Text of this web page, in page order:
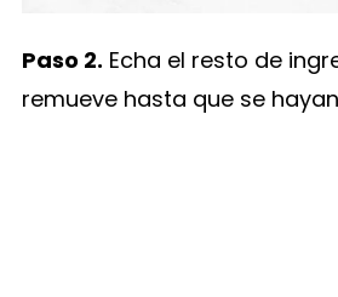
Paso 2. Echa el resto de
remueve hasta que se